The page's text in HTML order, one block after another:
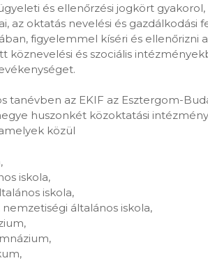
és ellenőrzési jogkört
az oktatás­ nevelési és gazdálkodási
figyelemmel kíséri és ellenőrizni
köznevelési és szociális
tanévben az EKIF az Esztergom-
huszonkét közoktatási
közül
iskola,
iskola,
általános iskola,